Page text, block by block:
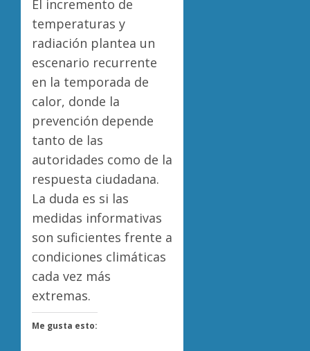
El incremento de
temperaturas y
radiación plantea un
escenario recurrente
en la temporada de
calor, donde la
prevención depende
tanto de las
autoridades como de la
respuesta ciudadana.
La duda es si las
medidas informativas
son suficientes frente a
condiciones climáticas
cada vez más
extremas.
Me gusta esto: